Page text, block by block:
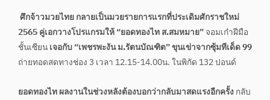
ศึกจ้าวมวยไทย กลายเป็นมวยรายการแรกที่ประเดิมศักราชใหม่
2565 คู่เอกวางโปรแกรมให้ “ยอดทองไท ส.สมหมาย”จอมเก๋าฝีมือ
ชั้นเซียนเจอกับ “เพชรพะงัน ม.รัตนบัณฑิต” ขุนเข่าจากซุ้มทีเด็ด 99
ถ่ายทอดสดทางช่อง 3 เวลา 12.15-14.00น. ในพิกัด 132 ปอนด์
ยอดทองไท ผลงานในช่วงหลังต้องบอกว่ากลับมาสดแรงอีกครั้งกลับ